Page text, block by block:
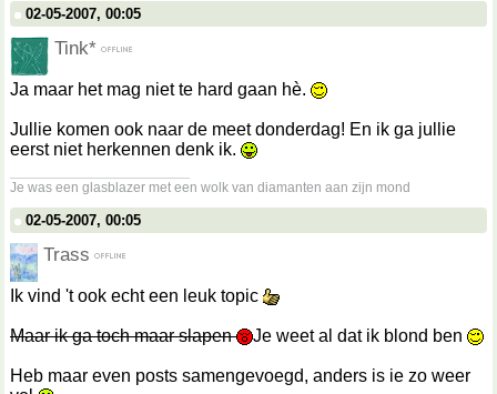
02-05-2007, 00:05
Tink*
Ja maar het mag niet te hard gaan hè.
Jullie komen ook naar de meet donderdag! En ik ga jullie
eerst niet herkennen denk ik.
Je was een glasblazer met een wolk van diamanten aan zijn mond
02-05-2007, 00:05
Trass
Ik vind 't ook echt een leuk topic
Maar ik ga toch maar slapen Je weet al dat ik blond ben
Heb maar even posts samengevoegd, anders is ie zo weer